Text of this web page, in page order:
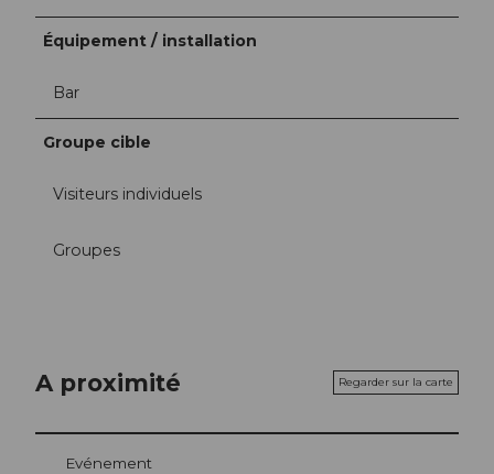
Équipement / installation
Bar
Groupe cible
Visiteurs individuels
Groupes
A proximité Regarder sur la carte
Evénement